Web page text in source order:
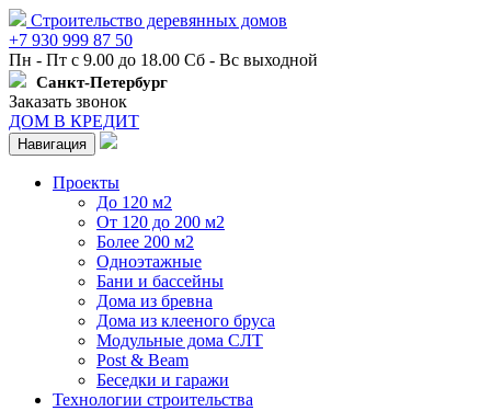
Строительство деревянных домов
+7 930 999 87 50
Пн - Пт с 9.00 до 18.00 Сб - Вс выходной
Санкт-Петербург
Заказать звонок
ДОМ В КРЕДИТ
Навигация
Проекты
До 120 м2
От 120 до 200 м2
Более 200 м2
Одноэтажные
Бани и бассейны
Дома из бревна
Дома из клееного бруса
Модульные дома СЛТ
Post & Beam
Беседки и гаражи
Технологии строительства